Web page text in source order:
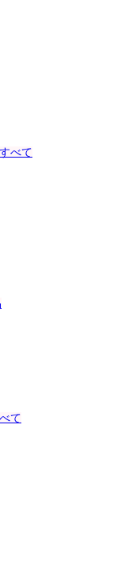
べて
て